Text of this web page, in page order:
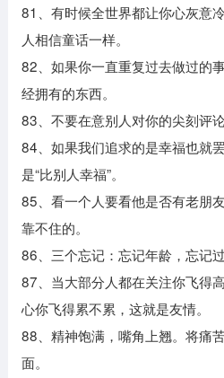
81、有时候全世界都让你心灰意
人相信童话一样。
82、如果你一直重复过去做过的
经拥有的东西。
83、不要在意别人对你的尖刻评论
84、如果我们追求的是幸福也就
是“比别人幸福”。
85、看一个人要看他是否有老朋
靠不住的。
86、三个忘记：忘记年龄，忘记
87、当大部分人都在关注你飞得
心你飞得累不累，这就是友情。
88、精神饱满，嘴角上翘。将痛
面。